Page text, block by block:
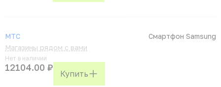
МТС
Магазины рядом с вами
Нет в наличии
Смартфон Samsung
12104.00 ₽
Купить